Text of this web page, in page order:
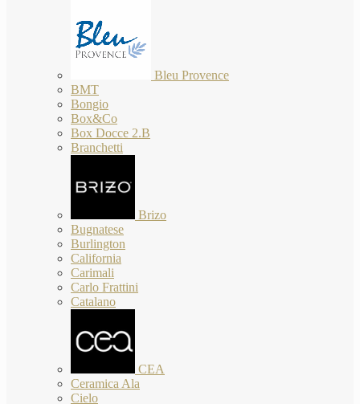
Bleu Provence
BMT
Bongio
Box&Co
Box Docce 2.B
Branchetti
Brizo
Bugnatese
Burlington
California
Carimali
Carlo Frattini
Catalano
CEA
Ceramica Ala
Cielo